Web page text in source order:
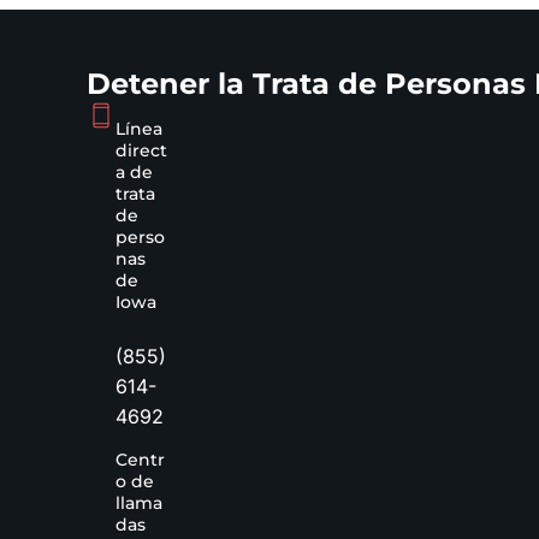
Detener la Trata de Personas
Línea
direct
a de
trata
de
perso
nas
de
Iowa
(855)
614-
4692
Centr
o de
llama
das